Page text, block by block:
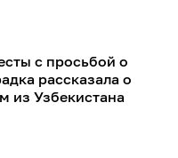
с просьбой о
рассказала о
из Узбекистана